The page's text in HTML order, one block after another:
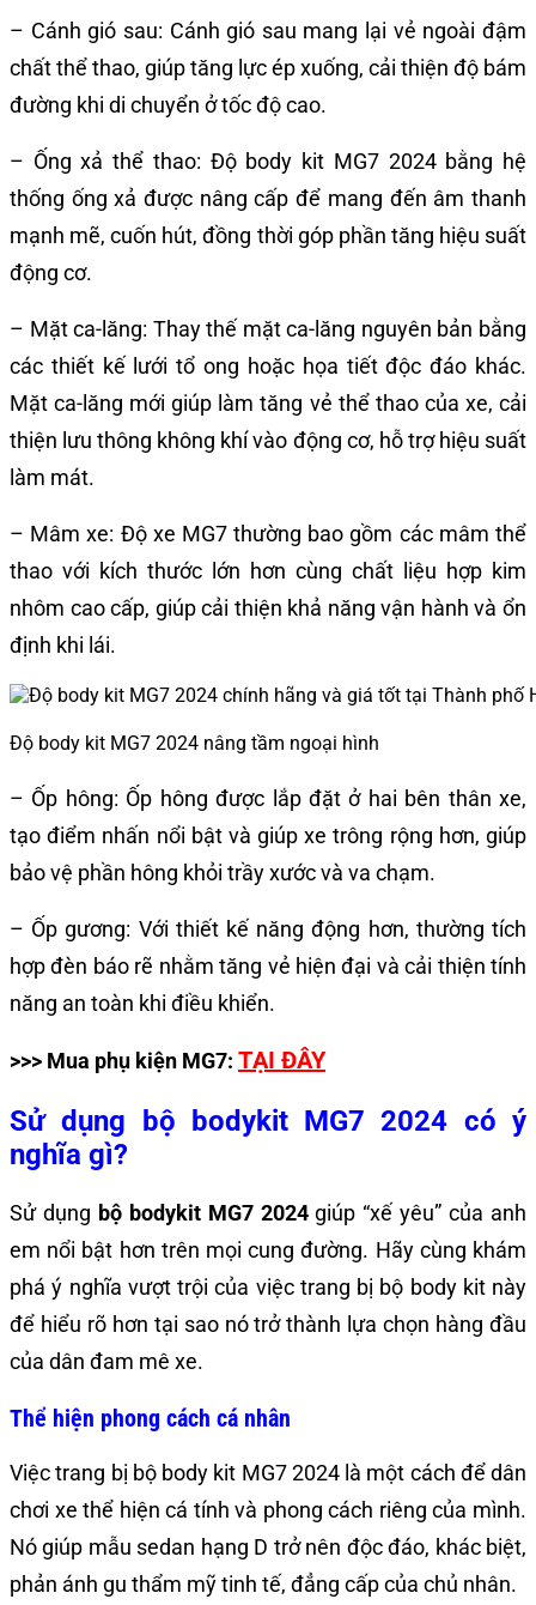
– Cánh gió sau: Cánh gió sau mang lại vẻ ngoài đậm
chất thể thao, giúp tăng lực ép xuống, cải thiện độ bám
đường khi di chuyển ở tốc độ cao.
– Ống xả thể thao: Độ body kit MG7 2024 bằng hệ
thống ống xả được nâng cấp để mang đến âm thanh
mạnh mẽ, cuốn hút, đồng thời góp phần tăng hiệu suất
động cơ.
– Mặt ca-lăng: Thay thế mặt ca-lăng nguyên bản bằng
các thiết kế lưới tổ ong hoặc họa tiết độc đáo khác.
Mặt ca-lăng mới giúp làm tăng vẻ thể thao của xe, cải
thiện lưu thông không khí vào động cơ, hỗ trợ hiệu suất
làm mát.
– Mâm xe: Độ xe MG7 thường bao gồm các mâm thể
thao với kích thước lớn hơn cùng chất liệu hợp kim
nhôm cao cấp, giúp cải thiện khả năng vận hành và ổn
định khi lái.
Độ body kit MG7 2024 nâng tầm ngoại hình
– Ốp hông: Ốp hông được lắp đặt ở hai bên thân xe,
tạo điểm nhấn nổi bật và giúp xe trông rộng hơn, giúp
bảo vệ phần hông khỏi trầy xước và va chạm.
– Ốp gương: Với thiết kế năng động hơn, thường tích
hợp đèn báo rẽ nhằm tăng vẻ hiện đại và cải thiện tính
năng an toàn khi điều khiển.
>>> Mua phụ kiện MG7: TẠI ĐÂY
Sử dụng bộ bodykit MG7 2024 có ý
nghĩa gì?
Sử dụng bộ bodykit MG7 2024giúp “xế yêu” của anh
em nổi bật hơn trên mọi cung đường. Hãy cùng khám
phá ý nghĩa vượt trội của việc trang bị bộ body kit này
để hiểu rõ hơn tại sao nó trở thành lựa chọn hàng đầu
của dân đam mê xe.
Thể hiện phong cách cá nhân
Việc trang bị bộ body kit MG7 2024 là một cách để dân
chơi xe thể hiện cá tính và phong cách riêng của mình.
Nó giúp mẫu sedan hạng D trở nên độc đáo, khác biệt,
phản ánh gu thẩm mỹ tinh tế, đẳng cấp của chủ nhân.